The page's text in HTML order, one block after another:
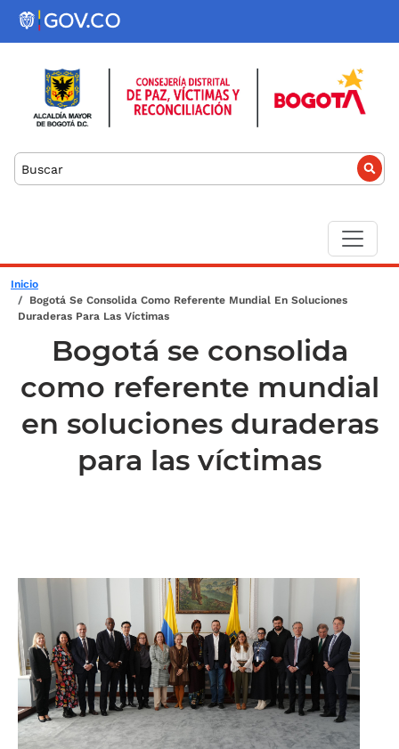
Pasar al contenido principal
Buscar
Sobrescribir enlaces de ayuda a la
Inicio
Bogotá Se Consolida Como Referente Mundial En Soluciones
Duraderas Para Las Víctimas
Bogotá se consolida
como referente mundial
en soluciones duraderas
para las víctimas